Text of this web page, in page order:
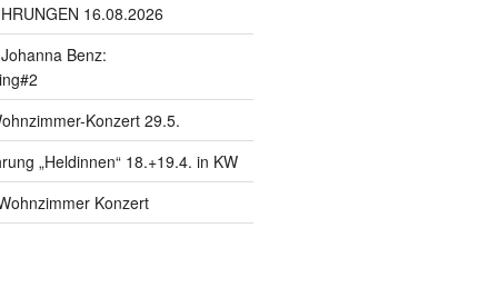
16.08.2026
Benz:
Konzert 29.5.
„Heldinnen“ 18.+19.4. in KW
Konzert